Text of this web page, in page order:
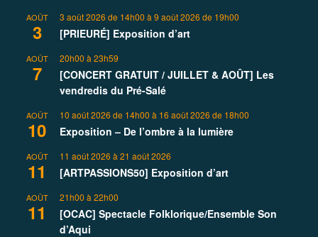
AOÛT
3
3 août 2026 de 14h00 à 9 août 2026 de 19h00
[PRIEURÉ] Exposition d’art
AOÛT
7
20h00 à 23h59
[CONCERT GRATUIT / JUILLET & AOÛT] Les
vendredis du Pré-Salé
AOÛT
10
10 août 2026 de 14h00 à 16 août 2026 de 18h00
Exposition – De l’ombre à la lumière
AOÛT
11
11 août 2026 à 21 août 2026
[ARTPASSIONS50] Exposition d’art
AOÛT
11
21h00 à 22h00
[OCAC] Spectacle Folklorique/Ensemble Son
d’Aqui